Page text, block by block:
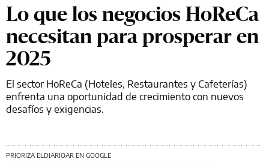
Lo que los negocios HoReCa
necesitan para prosperar en
2025
El sector HoReCa (Hoteles, Restaurantes y Cafeterías)
enfrenta una oportunidad de crecimiento con nuevos
desafíos y exigencias.
PRIORIZA ELDIARIOAR EN GOOGLE